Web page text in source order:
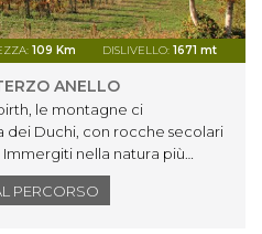
109 Km DISLIVELLO: 1671 mt
ANELLO
le montagne ci
Duchi, con rocche secolari
nella natura più
storia.
PERCORSO